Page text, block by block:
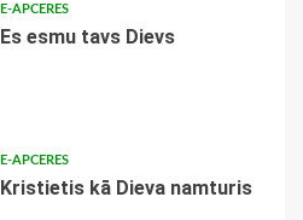
E-APCERES
Es esmu tavs Dievs
E-APCERES
Kristietis kā Dieva namturis